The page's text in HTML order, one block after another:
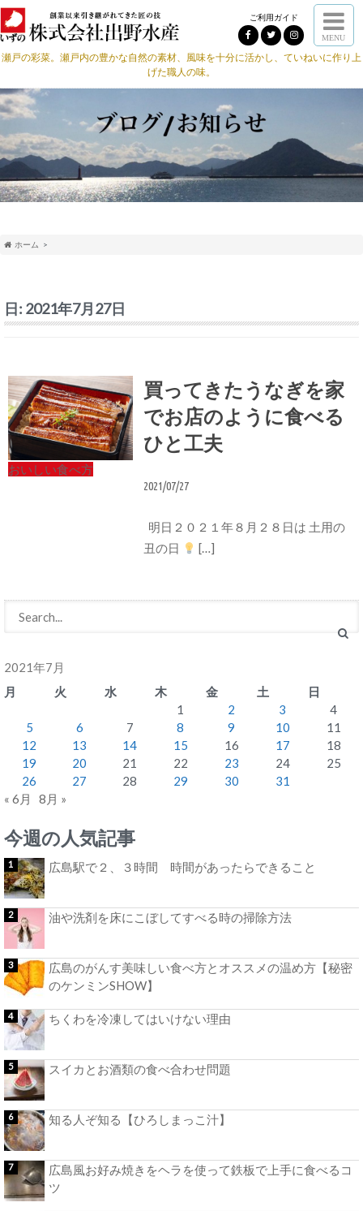
ご利用ガイド
MENU
瀬戸の彩菜。瀬戸内の豊かな自然の素材、風味を十分に活かし、ていねいに作り上
げた職人の味。
ホーム
日: 2021年7月27日
おいしい食べ方
買ってきたうなぎを家
でお店のように食べる
ひと工夫
2021/07/27
明日２０２１年８月２８日は 土用の
丑の日
[…]
2021年7月
月
火 水 木 金 土
日
1
2 3
4
5
6 7 8 9 10
11
12
13 14 15 16 17
18
19
20 21 22 23 24
25
26
27 28 29 30
31
« 6月
8月 »
今週の人気記事
広島駅で２、３時間 時間があったらできること
油や洗剤を床にこぼしてすべる時の掃除方法
広島のがんす美味しい食べ方とオススメの温め方【秘密
のケンミンSHOW】
ちくわを冷凍してはいけない理由
スイカとお酒類の食べ合わせ問題
知る人ぞ知る【ひろしまっこ汁】
広島風お好み焼きをヘラを使って鉄板で上手に食べるコ
ツ